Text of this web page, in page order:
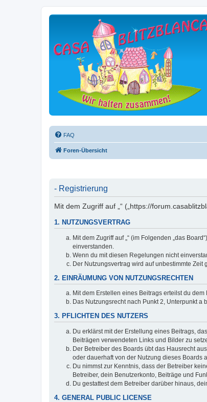
FAQ
Foren-Übersicht
- Registrierung
Mit dem Zugriff auf „“ („https://
1. NUTZUNGSVERTRAG
Mit dem Zugriff auf „“ (im Folgenden „das
einverstanden.
Wenn du mit diesen Regelungen nicht
Der Nutzungsvertrag wird auf unbestimmte
2. EINRÄUMUNG VON NUTZUNGSRECHTEN
Mit dem Erstellen eines Beitrags erteilst du
Das Nutzungsrecht nach Punkt 2, Unterpunkt
3. PFLICHTEN DES NUTZERS
Du erklärst mit der Erstellung eines Beitrags,
Beiträgen verwendeten Links und Bilder zu
Der Betreiber des Boards übt das Hausrecht
oder dauerhaft von der Nutzung dieses Boards
Du nimmst zur Kenntnis, dass der Betreiber
Betreiber, dein Benutzerkonto, Beiträge und
Du gestattest dem Betreiber darüber hinaus,
4. GENERAL PUBLIC LICENSE